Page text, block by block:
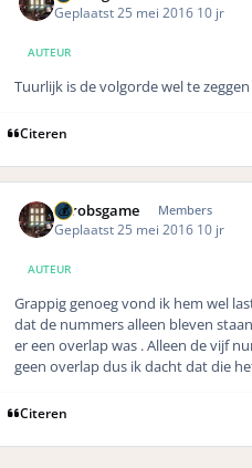
Geplaatst 25 mei 2016 10 jr
AUTEUR
Tuurlijk is de volgorde wel te
Citeren
eurobsgame Members
Geplaatst 25 mei 2016 10 jr
AUTEUR
Grappig genoeg vond ik hem wel
dat de nummers alleen bleven
er een overlap was . Alleen de vijf
geen overlap dus ik dacht dat die
Citeren